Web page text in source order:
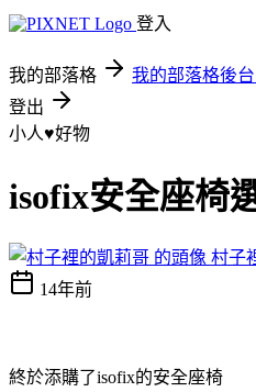
登入
我的部落格 我的部落格後台
登出
小人♥好物
isofix安全座椅
村子
14年前
終於添購了isofix的安全座椅